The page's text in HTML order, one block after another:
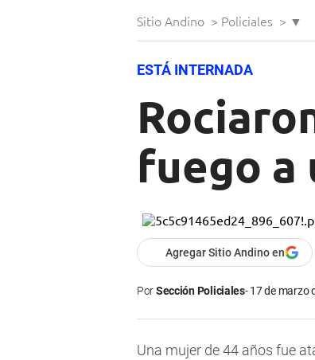
Sitio Andino > Policiales > ▼
ESTÁ INTERNADA
fuego a
Agregar Sitio Andino en
PorSección Policiales 17 de marzo
Una mujer de 44 años fue